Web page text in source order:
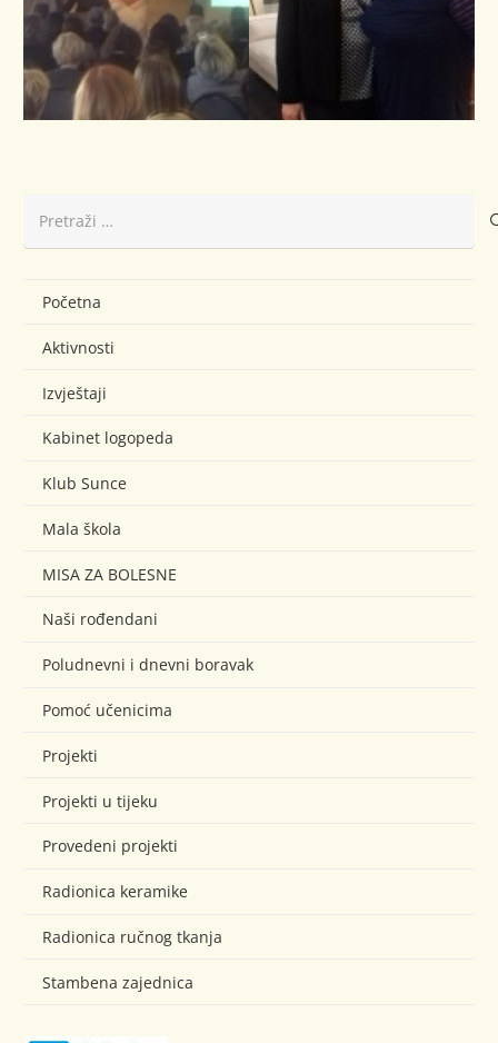
Početna
Aktivnosti
Izvještaji
Kabinet logopeda
Klub Sunce
Mala škola
MISA ZA BOLESNE
Naši rođendani
Poludnevni i dnevni boravak
Pomoć učenicima
Projekti
Projekti u tijeku
Provedeni projekti
Radionica keramike
Radionica ručnog tkanja
Stambena zajednica